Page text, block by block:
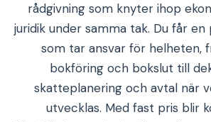
rådgivning som knyter ihop
juridik under samma tak. Du får en
som tar ansvar för helheten,
bokföring och bokslut till
skatteplanering och avtal när
utvecklas. Med fast pris blir